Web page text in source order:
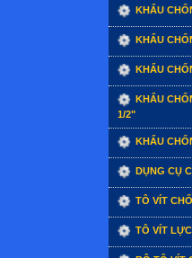
KHẨU
KHẨU
KHẨU
KHẨU
1/2"
KHẨU
DỤNG CỤ
TÔ VÍT
TÔ VÍT